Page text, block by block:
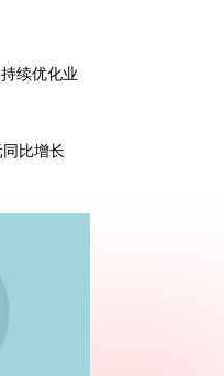
续优化业
比增长